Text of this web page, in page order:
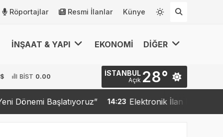
Röportajlar Resmi İlanlar Künye
İNŞAAT & YAPI EKONOMİ DİĞER
BİST 0.00 İSTANBUL
Açık 28°
14:23 Elektronik İlan Doğrulama Sistemi